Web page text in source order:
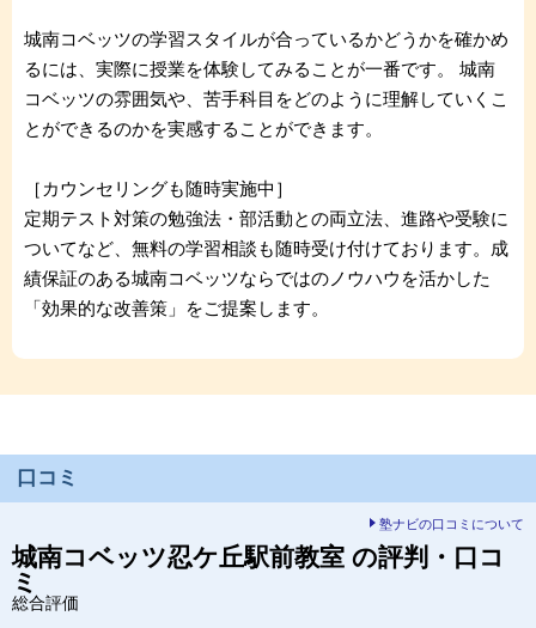
城南コベッツの学習スタイルが合っているかどうかを確かめ
るには、実際に授業を体験してみることが一番です。 城南
コベッツの雰囲気や、苦手科目をどのように理解していくこ
とができるのかを実感することができます。
［カウンセリングも随時実施中］
定期テスト対策の勉強法・部活動との両立法、進路や受験に
ついてなど、無料の学習相談も随時受け付けております。成
績保証のある城南コベッツならではのノウハウを活かした
「効果的な改善策」をご提案します。
口コミ
塾ナビの口コミについて
城南コベッツ忍ケ丘駅前教室 の評判・口コ
ミ
総合評価